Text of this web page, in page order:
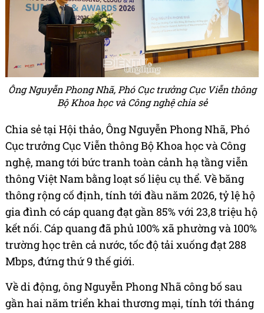
Ông Nguyễn Phong Nhã, Phó Cục trưởng Cục Viễn thông
Bộ Khoa học và Công nghệ chia sẻ
Chia sẻ tại Hội thảo, Ông Nguyễn Phong Nhã, Phó
Cục trưởng Cục Viễn thông Bộ Khoa học và Công
nghệ, mang tới bức tranh toàn cảnh hạ tầng viễn
thông Việt Nam bằng loạt số liệu cụ thể. Về băng
thông rộng cố định, tính tới đầu năm 2026, tỷ lệ hộ
gia đình có cáp quang đạt gần 85% với 23,8 triệu hộ
kết nối. Cáp quang đã phủ 100% xã phường và 100%
trường học trên cả nước, tốc độ tải xuống đạt 288
Mbps, đứng thứ 9 thế giới.
Về di động, ông Nguyễn Phong Nhã công bố sau
gần hai năm triển khai thương mại, tính tới tháng